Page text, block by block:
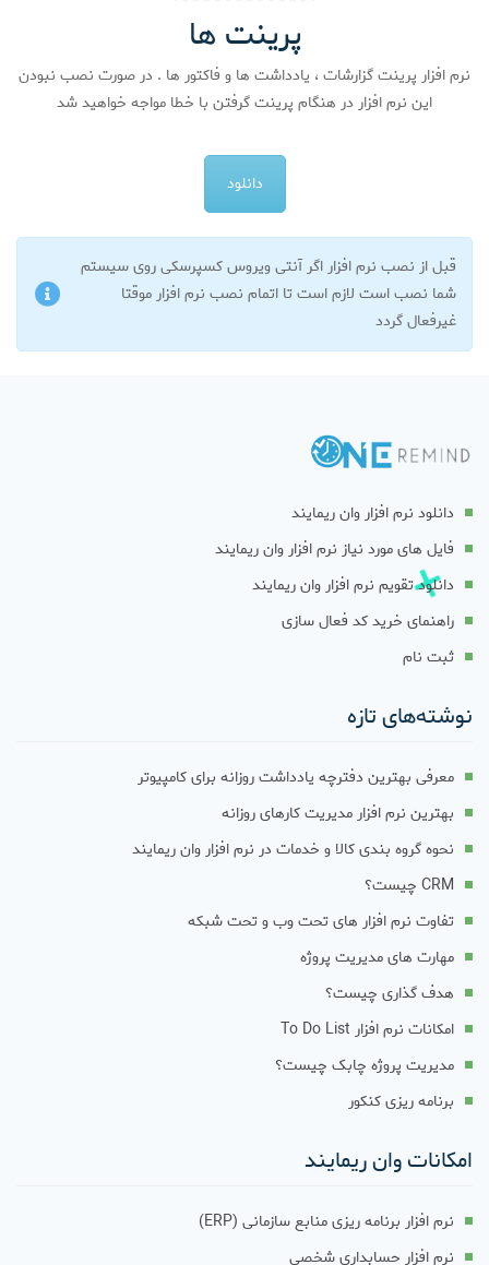
پرینت ها
نرم افزار پرینت گزارشات ، یادداشت ها و فاکتور ها . در صورت نصب نبودن
این نرم افزار در هنگام پرینت گرفتن با خطا مواجه خواهید شد
دانلود
قبل از نصب نرم افزار اگر آنتی ویروس کسپرسکی روی سیستم
شما نصب است لازم است تا اتمام نصب نرم افزار موقتا
غیرفعال گردد
دانلود نرم افزار وان ریمایند
فایل های مورد نیاز نرم افزار وان ریمایند
دانلود تقویم نرم افزار وان ریمایند
راهنمای خرید کد فعال سازی
ثبت نام
نوشته‌های تازه
معرفی بهترین دفترچه یادداشت روزانه برای کامپیوتر
بهترین نرم افزار مدیریت کارهای روزانه
نحوه گروه بندی کالا و خدمات در نرم افزار وان ریمایند
CRM چیست؟
تفاوت نرم افزار های تحت وب و تحت شبکه
مهارت های مدیریت پروژه
هدف گذاری چیست؟
امکانات نرم افزار To Do List
مدیریت پروژه چابک چیست؟
برنامه ریزی کنکور
امکانات وان ریمایند
نرم افزار برنامه ریزی منابع سازمانی (ERP)
نرم افزار حسابداری شخصی